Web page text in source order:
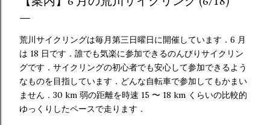
荒川サイクリングは毎月第三日曜日に開催しています．6 月
は 18 日です．誰でも気楽に参加できるのんびりサイクリン
グです．サイクリングの初心者でも安心して参加できるよう
なものを目指しています．どんな自転車で参加してもかまい
ません．30 km 弱の距離を時速 15 〜 18 km くらいの比較的
ゆっくりしたペースで走ります．